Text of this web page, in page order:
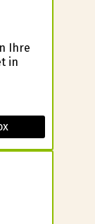
Ihre
in